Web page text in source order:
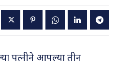
पत्नीने आपल्या तीन